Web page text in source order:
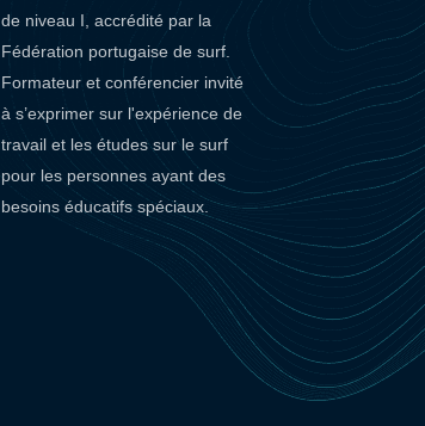
de niveau I, accrédité par la
Fédération portugaise de surf.
Formateur et conférencier invité
à s’exprimer sur l'expérience de
travail et les études sur le surf
pour les personnes ayant des
besoins éducatifs spéciaux.